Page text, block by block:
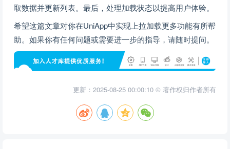
取数据并更新列表。最后，处理加载状态以提高用户体验。
希望这篇文章对你在UniApp中实现上拉加载更多功能有所帮
助。如果你有任何问题或需要进一步的指导，请随时提问。
更新：2025-08-25 00:00:10 © 著作权归作者所有